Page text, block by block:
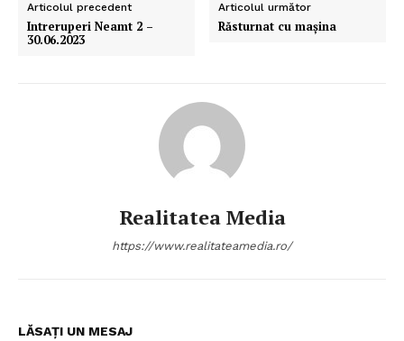
Articolul precedent
Intreruperi Neamt 2 –
30.06.2023
Articolul următor
Răsturnat cu maşina
Realitatea Media
https://www.realitateamedia.ro/
LĂSAȚI UN MESAJ